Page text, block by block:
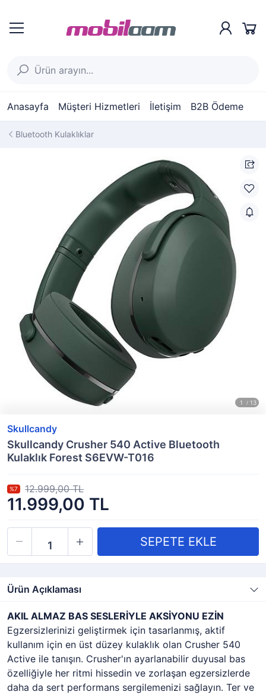
Anasayfa Müşteri Hizmetleri İletişim B2B Ödeme
Bluetooth Kulaklıklar
Skullcandy
Skullcandy Crusher 540 Active Bluetooth
Kulaklık Forest S6EVW-T016
11.999,00 TL
%7 12.999,00 TL
Ürün Açıklaması
AKIL ALMAZ BAS SESLERİYLE AKSİYONU EZİN
Egzersizlerinizi geliştirmek için tasarlanmış, aktif
kullanım için en üst düzey kulaklık olan Crusher 540
Active ile tanışın. Crusher'ın ayarlanabilir duyusal bas
özelliğiyle her ritmi hissedin ve zorlaşan egzersizlerde
daha da sert performans sergilemenizi sağlayın. Ter ve